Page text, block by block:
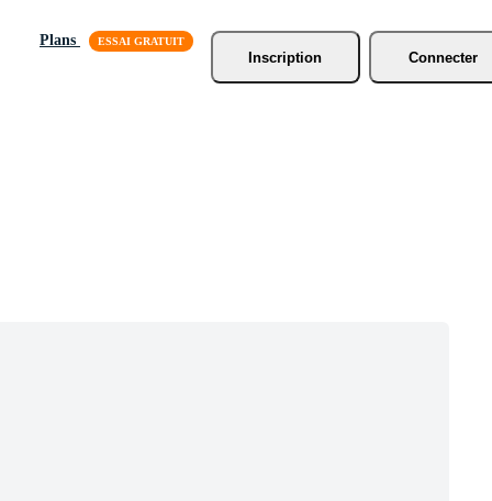
Plans
Inscription
Connecter